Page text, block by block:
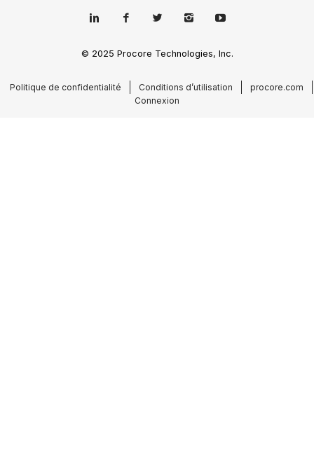
© 2025 Procore Technologies, Inc.
Politique de confidentialité Conditions d’utilisation
procore.com
Connexion